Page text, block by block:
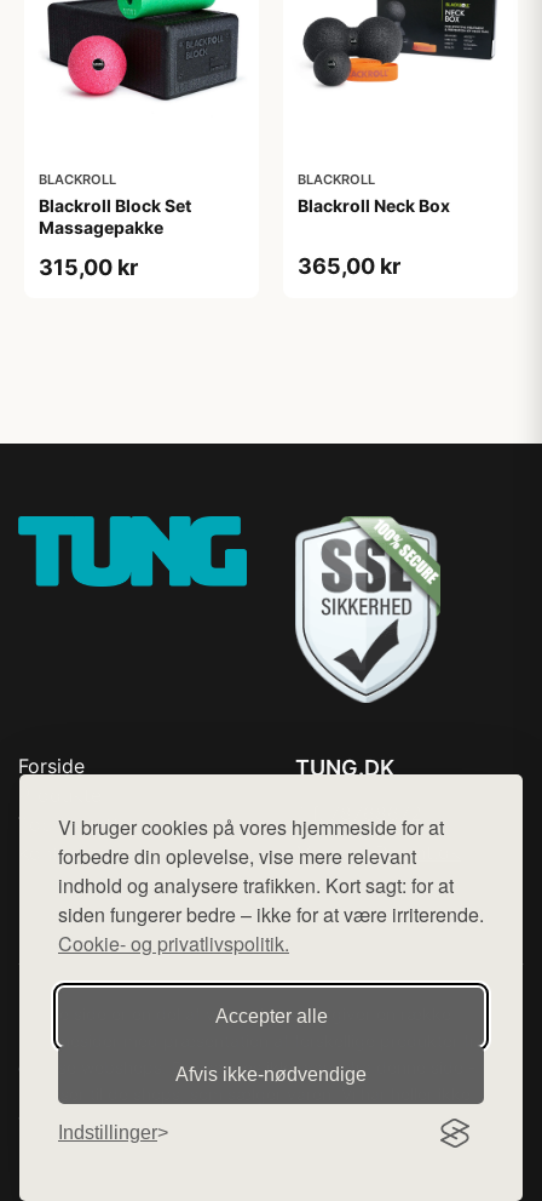
Vi bruger cookies på vores hjemmeside for at
forbedre din oplevelse, vise mere relevant
indhold og analysere trafikken. Kort sagt: for at
siden fungerer bedre – ikke for at være irriterende.
Cookie- og privatlivspolitik.
Accepter alle
Afvis ikke‑nødvendige
Indstillinger
BLACKROLL
Blackroll Block Set
Massagepakke
315,00 kr
BLACKROLL
Blackroll Neck Box
365,00 kr
Forside
Top Rabatter
Kontakt
TUNG.DK
Mail: hej@want.dk
Cookie- og privatlivspolitik
Denne side er en del af want.dk, der udgiver en række
hjemmesider med præsentation af forskellige produkter fra
diverse webshops. Der sælges ikke varer fra denne side - vi
henviser til de shops, som sælger varen. Vi har heller ikke
varerne på lager.